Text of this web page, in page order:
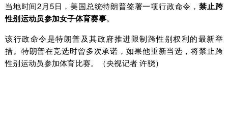
当地时间2月5日，美国总统特朗普签署一项行政命令，禁止跨
性别运动员参加女子体育赛事。
该行政命令是特朗普及其政府推进限制跨性别权利的最新举
措。特朗普在竞选时曾多次承诺，如果他重新当选，将禁止跨
性别运动员参加体育比赛。（央视记者 许骁）